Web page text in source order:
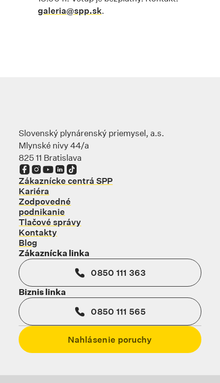
galeria@spp.sk.
Slovenský plynárenský priemysel, a.s.
Mlynské nivy 44/a
825 11 Bratislava
Odkaz sa otvorí na novej karte
Odkaz sa otvorí na novej karte
Odkaz sa otvorí na novej karte
Odkaz sa otvorí na novej karte
Odkaz sa otvorí na novej karte
Zákaznícke centrá SPP
Kariéra
Zodpovedné
podnikanie
Tlačové správy
Kontakty
Blog
Zákaznícka linka
0850 111 363
Biznis linka
0850 111 565
Nahlásenie poruchy